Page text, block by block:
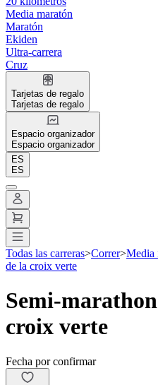
Media maratón
Maratón
Ekiden
Ultra-carrera
Cruz
Tarjetas de regalo
Tarjetas de regalo
Espacio organizador
Espacio organizador
ES
ES
Todas las carreras>Correr>Media
de la croix verte
Semi-
croix verte
Fecha por confirmar